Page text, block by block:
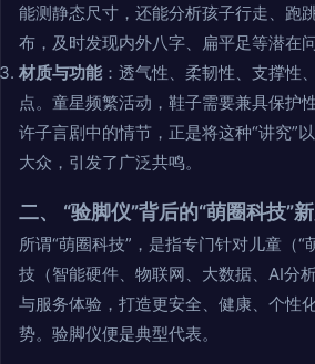
能测静态尺寸，还能分析孩子行走、跑
布，及时发现内外八字、扁平足等潜在问
材质与功能 ：透气性、柔韧性、支撑性
点。童星频繁活动，鞋子需要兼具保护
许子言剧中的情节，正是将这种“讲究”
大众，引发了广泛共鸣。
二、 “验脚仪”背后的“萌圈科技”
所谓“萌圈科技”，是指专门针对儿童（“
技（智能硬件、物联网、大数据、AI分
与服务体验，打造更安全、健康、个性
势。验脚仪便是典型代表。